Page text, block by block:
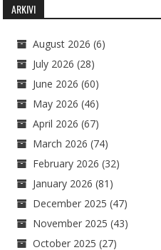
ARKIVI
August 2026 (6)
July 2026 (28)
June 2026 (60)
May 2026 (46)
April 2026 (67)
March 2026 (74)
February 2026 (32)
January 2026 (81)
December 2025 (47)
November 2025 (43)
October 2025 (27)